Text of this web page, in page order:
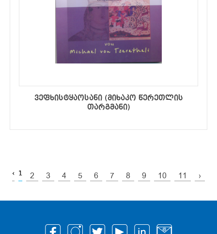
ვეფხისტყაოსანი (მიხაკო წერეთლის
თარგმანი)
‹ 1 2 3 4 5 6 7 8 9 10 11 ›